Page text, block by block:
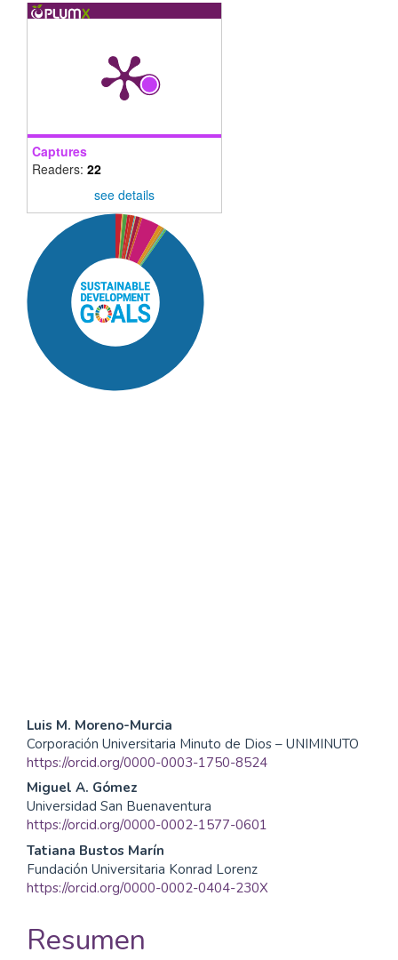
Captures
Readers: 22
see details
Contenido
principal
del
artículo
Luis M. Moreno-Murcia
Corporación Universitaria Minuto de Dios – UNIMINUTO
https://orcid.org/0000-0003-1750-8524
Miguel A. Gómez
Universidad San Buenaventura
https://orcid.org/0000-0002-1577-0601
Tatiana Bustos Marín
Fundación Universitaria Konrad Lorenz
https://orcid.org/0000-0002-0404-230X
Resumen